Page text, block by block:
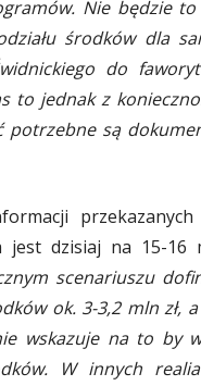
Nie będzie
środków dla
do
to jednak z
potrzebne są
jest dzisiaj na 15-16
scenariuszu
ok. 3-3,2 mln zł,
wskazuje na to by w
W innych